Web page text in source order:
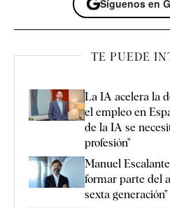
Síguenos en
TE PUEDE
La IA acelera la
el empleo en
de la IA se
profesión"
Manuel
formar parte del
sexta generación"